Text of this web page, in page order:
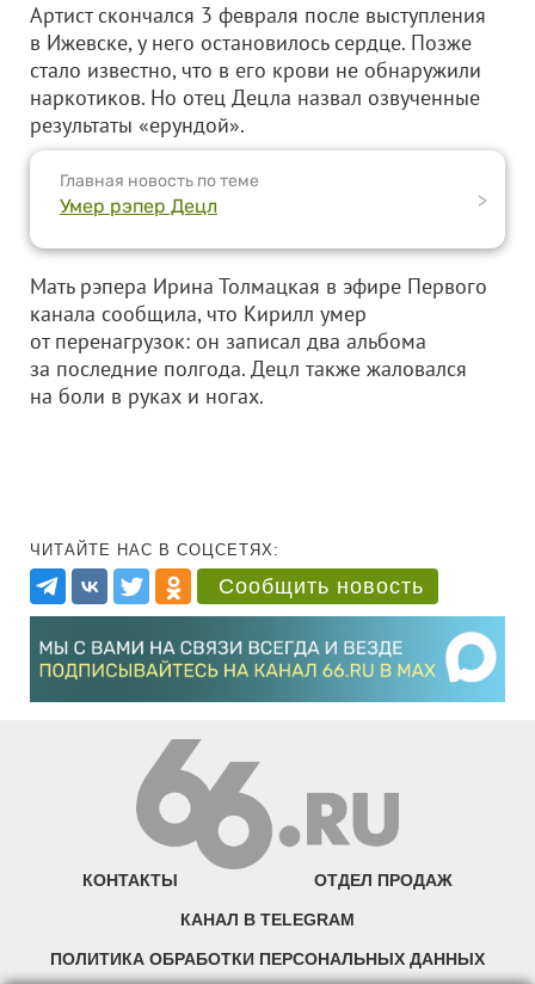
Артист скончался 3 февраля после выступления
в Ижевске, у него остановилось сердце. Позже
стало известно, что в его крови не обнаружили
наркотиков. Но отец Децла назвал озвученные
результаты «ерундой».
Главная новость по теме
Умер рэпер Децл >
Мать рэпера Ирина Толмацкая в эфире Первого
канала сообщила, что Кирилл умер
от перенагрузок: он записал два альбома
за последние полгода. Децл также жаловался
на боли в руках и ногах.
ЧИТАЙТЕ НАС В СОЦСЕТЯХ:
Сообщить новость
КОНТАКТЫ ОТДЕЛ ПРОДАЖ
КАНАЛ В TELEGRAM
ПОЛИТИКА ОБРАБОТКИ ПЕРСОНАЛЬНЫХ ДАННЫХ